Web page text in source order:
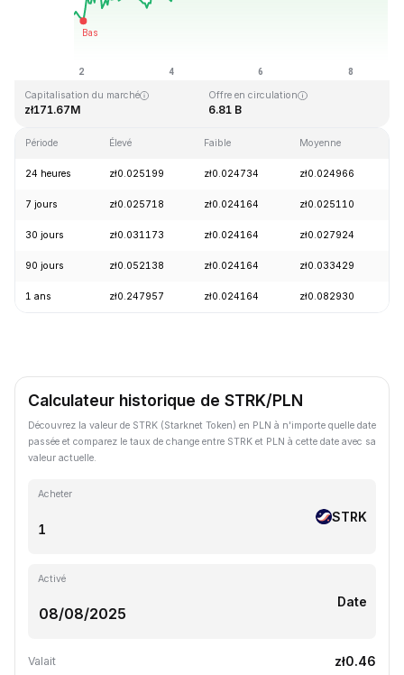
Dernière mise à jour : 2026-08-08, 19:45 GMT+0
zł0.023949
Capitalisation du marché
zł171.67M
Offre en circulation
6.81 B
Période Élevé Faible Moyenne
24 heures zł0.025199 zł0.024734 zł0.024966
7 jours zł0.025718 zł0.024164 zł0.025110
30 jours zł0.031173 zł0.024164 zł0.027924
90 jours zł0.052138 zł0.024164 zł0.033429
1 ans zł0.247957 zł0.024164 zł0.082930
Calculateur historique de STRK/PLN
Découvrez la valeur de STRK (Starknet Token) en PLN à n'importe quelle date
passée et comparez le taux de change entre STRK et PLN à cette date avec sa
valeur actuelle.
Acheter
STRK
Activé
Date
Valait zł0.46